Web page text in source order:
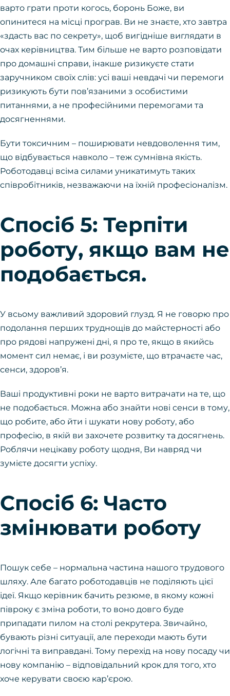
варто грати проти когось, боронь Боже, ви
опинитеся на місці програв. Ви не знаєте, хто завтра
«здасть вас по секрету», щоб вигідніше виглядати в
очах керівництва. Тим більше не варто розповідати
про домашні справи, інакше ризикуєте стати
заручником своїх слів: усі ваші невдачі чи перемоги
ризикують бути пов’язаними з особистими
питаннями, а не професійними перемогами та
досягненнями.
Бути токсичним – поширювати невдоволення тим,
що відбувається навколо – теж сумнівна якість.
Роботодавці всіма силами уникатимуть таких
співробітників, незважаючи на їхній професіоналізм.
Спосіб 5: Терпіти
роботу, якщо вам не
подобається.
У всьому важливий здоровий глузд. Я не говорю про
подолання перших труднощів до майстерності або
про рядові напружені дні, я про те, якщо в якийсь
момент сил немає, і ви розумієте, що втрачаєте час,
сенси, здоров’я.
Ваші продуктивні роки не варто витрачати на те, що
не подобається. Можна або знайти нові сенси в тому,
що робите, або йти і шукати нову роботу, або
професію, в якій ви захочете розвитку та досягнень.
Роблячи нецікаву роботу щодня, Ви навряд чи
зумієте досягти успіху.
Спосіб 6: Часто
змінювати роботу
Пошук себе – нормальна частина нашого трудового
шляху. Але багато роботодавців не поділяють цієї
ідеї. Якщо керівник бачить резюме, в якому кожні
півроку є зміна роботи, то воно довго буде
припадати пилом на столі рекрутера. Звичайно,
бувають різні ситуації, але переходи мають бути
логічні та виправдані. Тому перехід на нову посаду чи
нову компанію – відповідальний крок для того, хто
хоче керувати своєю кар’єрою.